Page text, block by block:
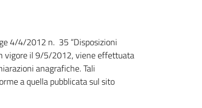
4/4/2012 n. 35 “Disposizioni
vigore il 9/5/2012, viene effettuata
anagrafiche. Tali
a quella pubblicata sul sito